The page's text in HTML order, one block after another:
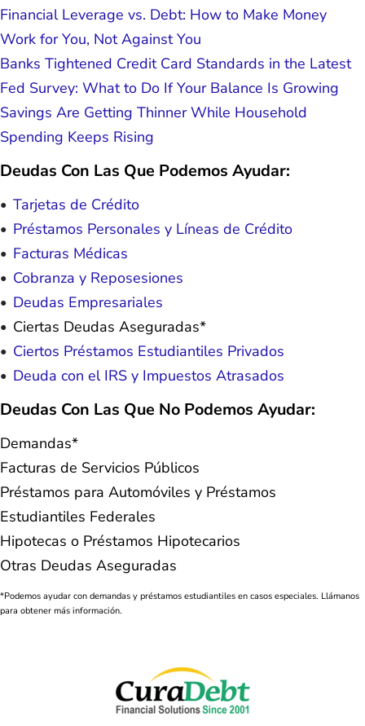
Financial Leverage vs. Debt: How to Make Money
Work for You, Not Against You
Banks Tightened Credit Card Standards in the Latest
Fed Survey: What to Do If Your Balance Is Growing
Savings Are Getting Thinner While Household
Spending Keeps Rising
Deudas Con Las Que Podemos Ayudar:
Tarjetas de Crédito
Préstamos Personales y Líneas de Crédito
Facturas Médicas
Cobranza y Reposesiones
Deudas Empresariales
Ciertas Deudas Aseguradas*
Ciertos Préstamos Estudiantiles Privados
Deuda con el IRS y Impuestos Atrasados
Deudas Con Las Que No Podemos Ayudar:
Demandas*
Facturas de Servicios Públicos
Préstamos para Automóviles y Préstamos
Estudiantiles Federales
Hipotecas o Préstamos Hipotecarios
Otras Deudas Aseguradas
*Podemos ayudar con demandas y préstamos estudiantiles en casos especiales. Llámanos
para obtener más información.